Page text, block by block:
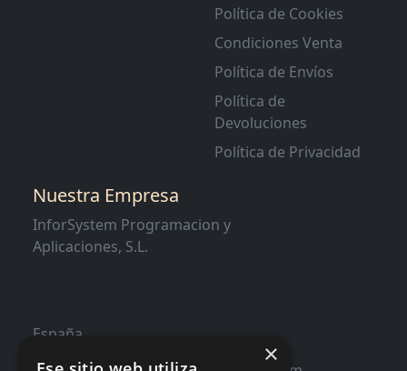
Política de Cookies
Condiciones Venta
Política de Envíos
Política de
Devoluciones
Política de Privacidad
Nuestra Empresa
InforSystem Programacion y
Aplicaciones, S.L.
España
×